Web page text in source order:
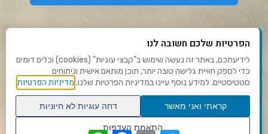
תנאי שימוש ומדיניות פרטיות
פנו אלינו
הצהרת נגישות
הפרטיות שלכם חשובה לנו
לידיעתכם, באתר זה נעשה שימוש ב"קבצי עוגיות" (cookies) וכלים דומים
כדי לספק חוויית גלישה טובה יותר, תוכן מותאם אישית וניתוחים
סטטיסטיים. למידע נוסף עיינו במדיניות הפרטיות שלנו. מדיניות הפרטיות
קראתי ואני מאשר
דחה עוגיות לא חיוניות
התאמת העדפות